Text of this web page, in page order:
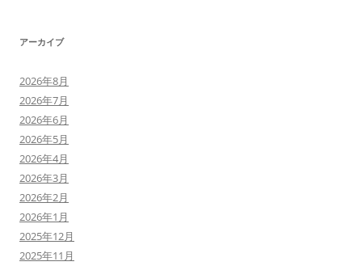
アーカイブ
2026年8月
2026年7月
2026年6月
2026年5月
2026年4月
2026年3月
2026年2月
2026年1月
2025年12月
2025年11月